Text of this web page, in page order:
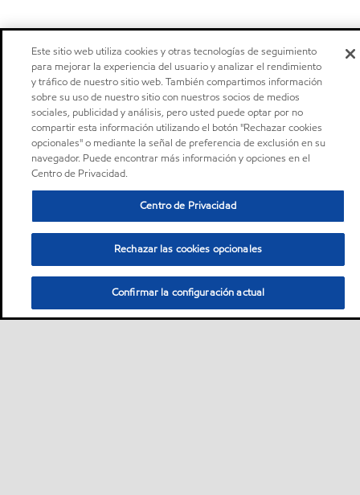
Este sitio web utiliza cookies y otras tecnologías de seguimiento
para mejorar la experiencia del usuario y analizar el rendimiento
y tráfico de nuestro sitio web. También compartimos información
sobre su uso de nuestro sitio con nuestros socios de medios
sociales, publicidad y análisis, pero usted puede optar por no
compartir esta información utilizando el botón "Rechazar cookies
opcionales" o mediante la señal de preferencia de exclusión en su
navegador. Puede encontrar más información y opciones en el
Centro de Privacidad.
Centro de Privacidad
Rechazar las cookies opcionales
Confirmar la configuración actual